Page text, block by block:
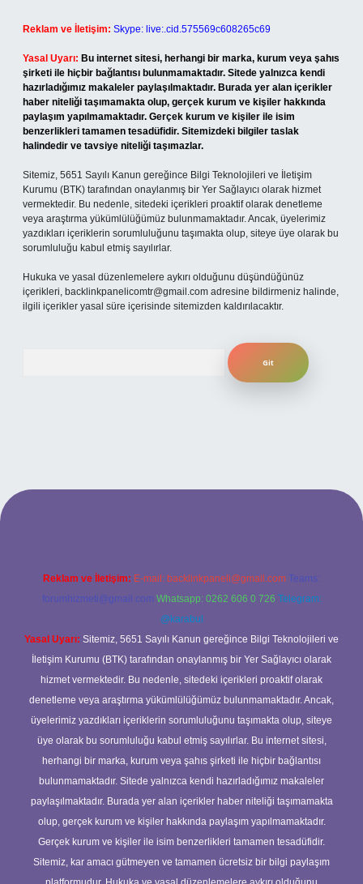
Reklam ve İletişim: Skype: live:.cid.575569c608265c69
Yasal Uyarı: Bu internet sitesi, herhangi bir marka, kurum veya şahıs
şirketi ile hiçbir bağlantısı bulunmamaktadır. Sitede yalnızca kendi
hazırladığımız makaleler paylaşılmaktadır. Burada yer alan içerikler
haber niteliği taşımamakta olup, gerçek kurum ve kişiler hakkında
paylaşım yapılmamaktadır. Gerçek kurum ve kişiler ile isim
benzerlikleri tamamen tesadüfidir. Sitemizdeki bilgiler taslak
halindedir ve tavsiye niteliği taşımazlar.
Sitemiz, 5651 Sayılı Kanun gereğince Bilgi Teknolojileri ve İletişim
Kurumu (BTK) tarafından onaylanmış bir Yer Sağlayıcı olarak hizmet
vermektedir. Bu nedenle, sitedeki içerikleri proaktif olarak denetleme
veya araştırma yükümlülüğümüz bulunmamaktadır. Ancak, üyelerimiz
yazdıkları içeriklerin sorumluluğunu taşımakta olup, siteye üye olarak bu
sorumluluğu kabul etmiş sayılırlar.
Hukuka ve yasal düzenlemelere aykırı olduğunu düşündüğünüz
içerikleri, backlinkpanelicomtr@gmail.com adresine bildirmeniz halinde,
ilgili içerikler yasal süre içerisinde sitemizden kaldırılacaktır.
Reklam ve İletişim: E-mail: backlinkpaneli@gmail.com Teams:
forumhizmeti@gmail.com Whatsapp: 0262 606 0 726 Telegram:
@karabul
Yasal Uyarı: Sitemiz, 5651 Sayılı Kanun gereğince Bilgi Teknolojileri ve
İletişim Kurumu (BTK) tarafından onaylanmış bir Yer Sağlayıcı olarak
hizmet vermektedir. Bu nedenle, sitedeki içerikleri proaktif olarak
denetleme veya araştırma yükümlülüğümüz bulunmamaktadır. Ancak,
üyelerimiz yazdıkları içeriklerin sorumluluğunu taşımakta olup, siteye
üye olarak bu sorumluluğu kabul etmiş sayılırlar. Bu internet sitesi,
herhangi bir marka, kurum veya şahıs şirketi ile hiçbir bağlantısı
bulunmamaktadır. Sitede yalnızca kendi hazırladığımız makaleler
paylaşılmaktadır. Burada yer alan içerikler haber niteliği taşımamakta
olup, gerçek kurum ve kişiler hakkında paylaşım yapılmamaktadır.
Gerçek kurum ve kişiler ile isim benzerlikleri tamamen tesadüfidir.
Sitemiz, kar amacı gütmeyen ve tamamen ücretsiz bir bilgi paylaşım